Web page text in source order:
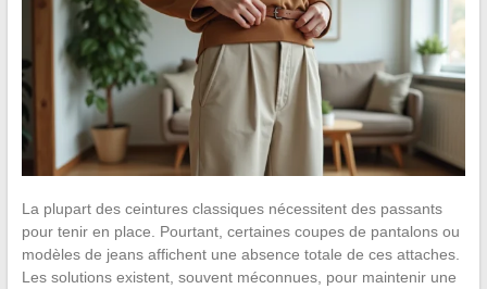
La plupart des ceintures classiques nécessitent des passants
pour tenir en place. Pourtant, certaines coupes de pantalons ou
modèles de jeans affichent une absence totale de ces attaches.
Les solutions existent, souvent méconnues, pour maintenir une